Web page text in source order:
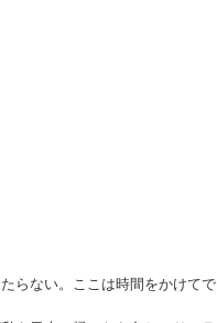
らない。ここは時間をかけてで